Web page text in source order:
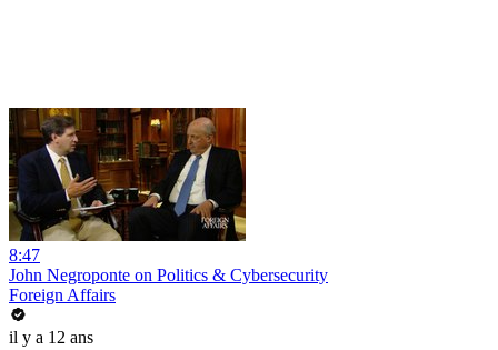
8:47
John Negroponte on Politics & Cybersecurity
Foreign Affairs
il y a 12 ans